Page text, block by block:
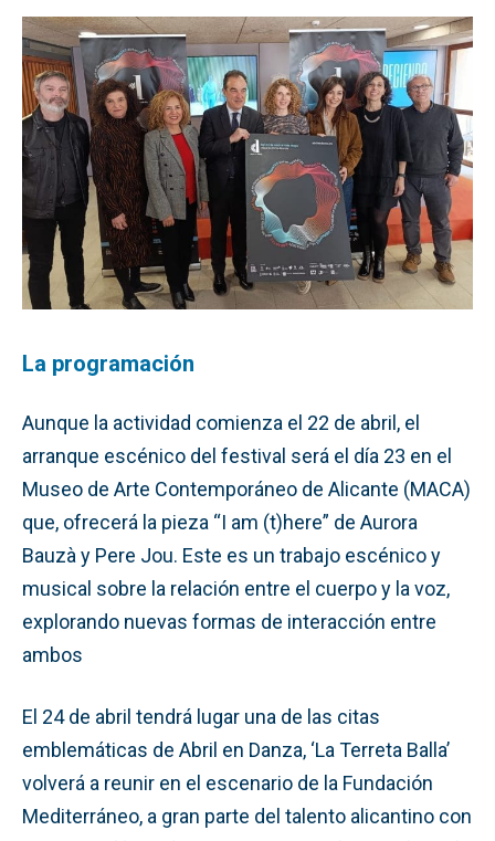
La programación
Aunque la actividad comienza el 22 de abril, el
arranque escénico del festival será el día 23 en el
Museo de Arte Contemporáneo de Alicante (MACA)
que, ofrecerá la pieza “I am (t)here” de Aurora
Bauzà y Pere Jou. Este es un trabajo escénico y
musical sobre la relación entre el cuerpo y la voz,
explorando nuevas formas de interacción entre
ambos
El 24 de abril tendrá lugar una de las citas
emblemáticas de Abril en Danza, ‘La Terreta Balla’
volverá a reunir en el escenario de la Fundación
Mediterráneo, a gran parte del talento alicantino con